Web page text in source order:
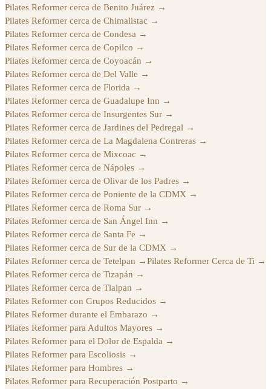
Pilates Reformer cerca de Benito Juárez →
Pilates Reformer cerca de Chimalistac →
Pilates Reformer cerca de Condesa →
Pilates Reformer cerca de Copilco →
Pilates Reformer cerca de Coyoacán →
Pilates Reformer cerca de Del Valle →
Pilates Reformer cerca de Florida →
Pilates Reformer cerca de Guadalupe Inn →
Pilates Reformer cerca de Insurgentes Sur →
Pilates Reformer cerca de Jardines del Pedregal →
Pilates Reformer cerca de La Magdalena Contreras →
Pilates Reformer cerca de Mixcoac →
Pilates Reformer cerca de Nápoles →
Pilates Reformer cerca de Olivar de los Padres →
Pilates Reformer cerca de Poniente de la CDMX →
Pilates Reformer cerca de Roma Sur →
Pilates Reformer cerca de San Ángel Inn →
Pilates Reformer cerca de Santa Fe →
Pilates Reformer cerca de Sur de la CDMX →
Pilates Reformer cerca de Tetelpan →Pilates Reformer Cerca de Ti →
Pilates Reformer cerca de Tizapán →
Pilates Reformer cerca de Tlalpan →
Pilates Reformer con Grupos Reducidos →
Pilates Reformer durante el Embarazo →
Pilates Reformer para Adultos Mayores →
Pilates Reformer para el Dolor de Espalda →
Pilates Reformer para Escoliosis →
Pilates Reformer para Hombres →
Pilates Reformer para Recuperación Postparto →